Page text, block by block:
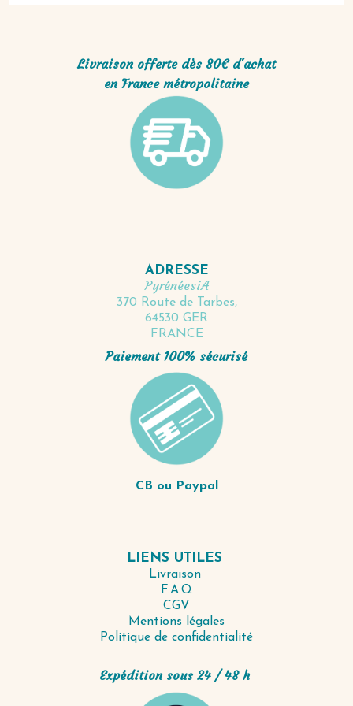
Livraison offerte dès 80€ d'achat
en France métropolitaine
ADRESSE
PyrénéesiA
370 Route de Tarbes,
64530 GER
FRANCE
Paiement 100% sécurisé
CB ou Paypal
LIENS UTILES
Livraison
F.A.Q
CGV
Mentions légales
Politique de confidentialité
Expédition sous 24 / 48 h